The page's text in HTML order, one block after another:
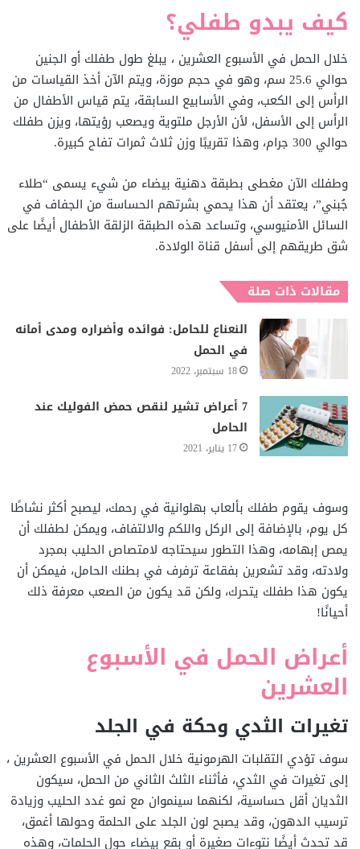
كيف يبدو طفلي؟
خلال الحمل في الأسبوع العشرين ، يبلغ طول طفلك أو الجنين
حوالي 25.6 سم، وهو في حجم موزة، ويتم الآن أخذ القياسات من
الرأس إلى الكعب، وفي الأسابيع السابقة، يتم قياس الأطفال من
الرأس إلى الأسفل، لأن الأرجل ملتوية ويصعب رؤيتها، ويزن طفلك
حوالي 300 جرام، وهذا تقريبًا وزن ثلاث ثمرات تفاح كبيرة.
وطفلك الآن مغطى بطبقة دهنية بيضاء من شيء يسمى “طلاء
جُبني”، يعتقد أن هذا يحمي بشرتهم الحساسة من الجفاف في
السائل الأمنيوسي، وتساعد هذه الطبقة الزلقة الأطفال أيضًا على
شق طريقهم إلى أسفل قناة الولادة.
مقالات ذات صلة
النعناع للحامل: فوائده وأضراره ومدى أمانه
في الحمل
18 سبتمبر، 2022
7 أعراض تشير لنقص حمض الفوليك عند
الحامل
17 يناير، 2021
وسوف يقوم طفلك بألعاب بهلوانية في رحمك، ليصبح أكثر نشاطًا
كل يوم، بالإضافة إلى الركل واللكم والالتفاف، ويمكن لطفلك أن
يمص إبهامه، وهذا التطور سيحتاجه لامتصاص الحليب بمجرد
ولادته، وقد تشعرين بفقاعة ترفرف في بطنك الحامل، فيمكن أن
يكون هذا طفلك يتحرك، ولكن قد يكون من الصعب معرفة ذلك
أحيانًا!
أعراض الحمل في الأسبوع
العشرين
تغيرات الثدي وحكة في الجلد
سوف تؤدي التقلبات الهرمونية خلال الحمل في الأسبوع العشرين ،
إلى تغيرات في الثدي، فأثناء الثلث الثاني من الحمل، سيكون
الثديان أقل حساسية، لكنهما سينموان مع نمو غدد الحليب وزيادة
ترسيب الدهون، وقد يصبح لون الجلد على الحلمة وحولها أغمق،
قد تحدث أيضًا نتوءات صغيرة أو بقع بيضاء حول الحلمات، وهذه